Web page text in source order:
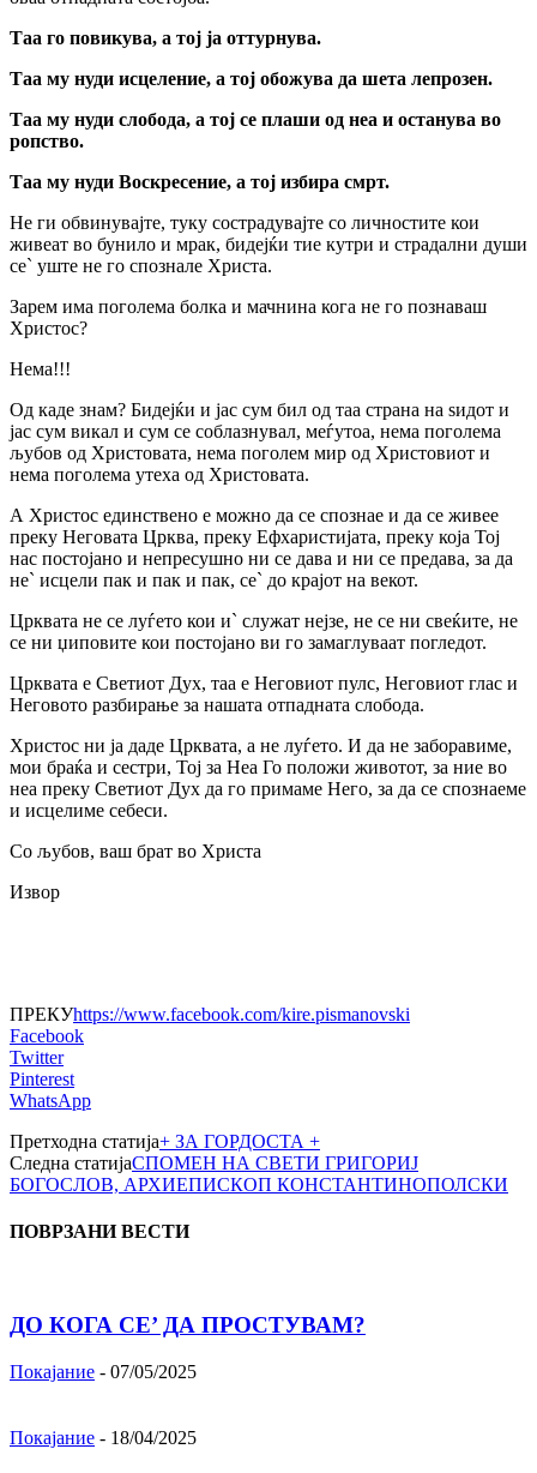
Таа го повикува, а тој ја оттурнува.
Таа му нуди исцеление, а тој обожува да шета лепрозен.
Таа му нуди слобода, а тој се плаши од неа и останува во
ропство.
Таа му нуди Воскресение, а тој избира смрт.
Не ги обвинувајте, туку сострадувајте со личностите кои
живеат во бунило и мрак, бидејќи тие кутри и страдални души
се` уште не го спознале Христа.
Зарем има поголема болка и мачнина кога не го познаваш
Христос?
Нема!!!
Од каде знам? Бидејќи и јас сум бил од таа страна на ѕидот и
јас сум викал и сум се соблазнувал, меѓутоа, нема поголема
љубов од Христовата, нема поголем мир од Христовиот и
нема поголема утеха од Христовата.
А Христос единствено е можно да се спознае и да се живее
преку Неговата Црква, преку Ефхаристијата, преку која Тој
нас постојано и непресушно ни се дава и ни се предава, за да
не` исцели пак и пак и пак, се` до крајот на векот.
Црквата не се луѓето кои и` служат нејзе, не се ни свеќите, не
се ни џиповите кои постојано ви го замаглуваат погледот.
Црквата е Светиот Дух, таа е Неговиот пулс, Неговиот глас и
Неговото разбирање за нашата отпадната слобода.
Христос ни ја даде Црквата, а не луѓето. И да не заборавиме,
мои браќа и сестри, Тој за Неа Го положи животот, за ние во
неа преку Светиот Дух да го примаме Него, за да се спознаеме
и исцелиме себеси.
Со љубов, ваш брат во Христа
Извор
ПРЕКУhttps://www.facebook.com/kire.pismanovski
Facebook
Twitter
Pinterest
WhatsApp
Претходна статија+ ЗА ГОРДОСТА +
Следна статијаСПОМЕН НА СВЕТИ ГРИГОРИЈ
БОГОСЛОВ, АРХИЕПИСКОП КОНСТАНТИНОПОЛСКИ
ПОВРЗАНИ ВЕСТИ
ДО КОГА СЕ’ ДА ПРОСТУВАМ?
Покајание - 07/05/2025
Покајание - 18/04/2025